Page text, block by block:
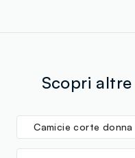
Scopri
Camicie corte donna